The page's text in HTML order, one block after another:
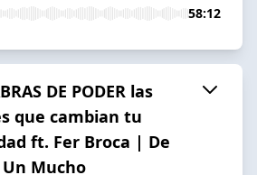
58:12
DE PODER las
que cambian tu
ft. Fer Broca | De
Un Mucho